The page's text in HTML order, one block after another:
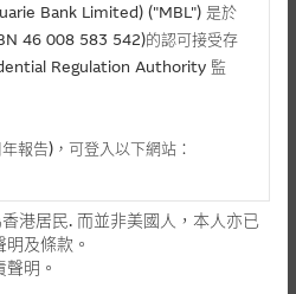
5,000
Bank Limited) ("MBL") 是於
46 008 583 542)的認可接受存
Regulation Authority 監
報告)，可登入以下網站：
而不作另行通知，如閣下欲取麥格
職員。
港居民. 而並非美國人，本人亦已
及條款。
明。